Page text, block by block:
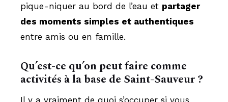
pique-niquer au bord de l’eau et partager
des moments simples et authentiques
entre amis ou en famille.
Qu’est-ce qu’on peut faire comme
activités à la base de Saint-Sauveur ?
Il y a vraiment de quoi s’occuper si vous